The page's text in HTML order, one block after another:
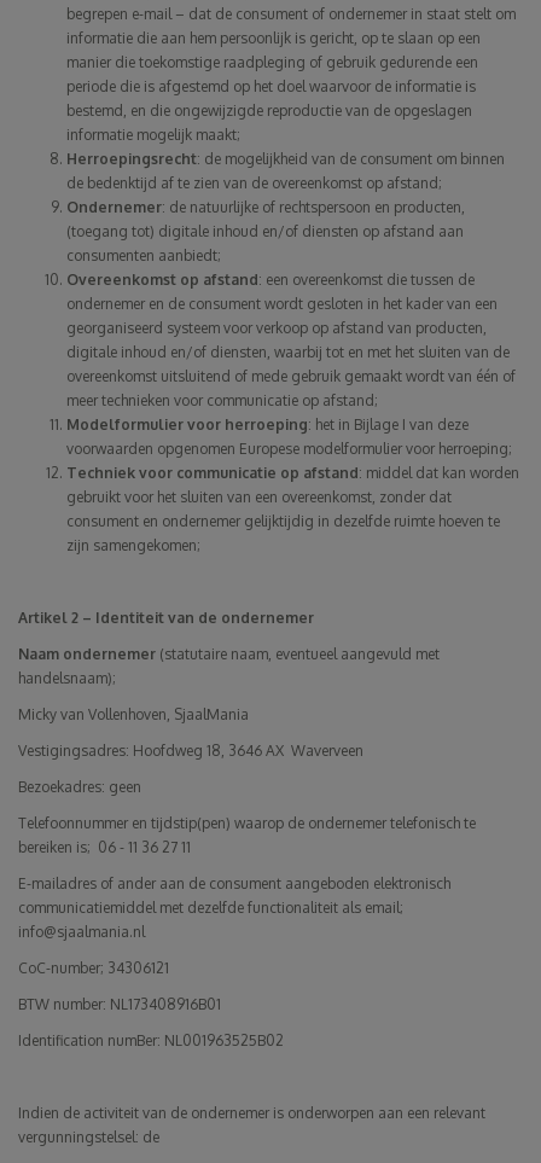
begrepen e-mail – dat de consument of ondernemer in staat stelt om
informatie die aan hem persoonlijk is gericht, op te slaan op een
manier die toekomstige raadpleging of gebruik gedurende een
periode die is afgestemd op het doel waarvoor de informatie is
bestemd, en die ongewijzigde reproductie van de opgeslagen
informatie mogelijk maakt;
Herroepingsrecht: de mogelijkheid van de consument om binnen
de bedenktijd af te zien van de overeenkomst op afstand;
Ondernemer: de natuurlijke of rechtspersoon en producten,
(toegang tot) digitale inhoud en/of diensten op afstand aan
consumenten aanbiedt;
Overeenkomst op afstand: een overeenkomst die tussen de
ondernemer en de consument wordt gesloten in het kader van een
georganiseerd systeem voor verkoop op afstand van producten,
digitale inhoud en/of diensten, waarbij tot en met het sluiten van de
overeenkomst uitsluitend of mede gebruik gemaakt wordt van één of
meer technieken voor communicatie op afstand;
Modelformulier voor herroeping: het in Bijlage I van deze
voorwaarden opgenomen Europese modelformulier voor herroeping;
Techniek voor communicatie op afstand: middel dat kan worden
gebruikt voor het sluiten van een overeenkomst, zonder dat
consument en ondernemer gelijktijdig in dezelfde ruimte hoeven te
zijn samengekomen;
Artikel 2 – Identiteit van de ondernemer
Naam ondernemer (statutaire naam, eventueel aangevuld met
handelsnaam);
Micky van Vollenhoven, SjaalMania
Vestigingsadres: Hoofdweg 18, 3646 AX Waverveen
Bezoekadres: geen
Telefoonnummer en tijdstip(pen) waarop de ondernemer telefonisch te
bereiken is; 06 - 11 36 27 11
E-mailadres of ander aan de consument aangeboden elektronisch
communicatiemiddel met dezelfde functionaliteit als email;
info@sjaalmania.nl
CoC-number; 34306121
BTW number: NL173408916B01
Identification numBer: NL001963525B02
Indien de activiteit van de ondernemer is onderworpen aan een relevant
vergunningstelsel: de